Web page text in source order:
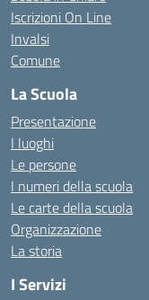
Iscrizioni On Line
Invalsi
Comune
La Scuola
Presentazione
I luoghi
Le persone
I numeri della scuola
Le carte della scuola
Organizzazione
La storia
I Servizi